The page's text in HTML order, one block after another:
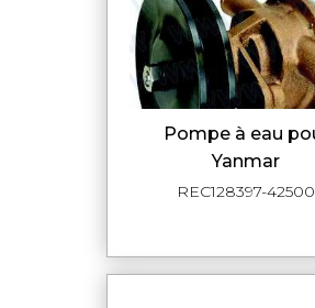
Pompe à eau pour
Yanmar
REC128397-42500